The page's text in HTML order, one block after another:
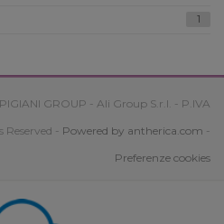
1
GROUP - Ali Group S.r.l. - P.IVA
Reserved - Powered by antherica.com -
Preferenze cookies